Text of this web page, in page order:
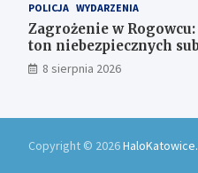
POLICJA WYDARZENIA
Zagrożenie w Rogowcu:
ton niebezpiecznych
składowisku
8 sierpnia 2026
Copyright © 2026